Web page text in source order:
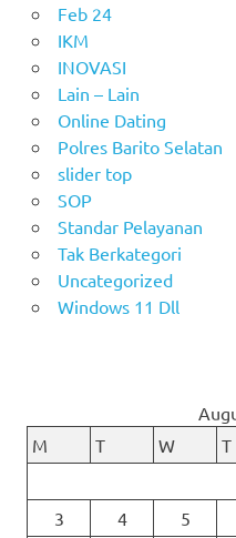
Feb 24
IKM
INOVASI
Lain – Lain
Online Dating
Polres Barito Selatan
slider top
SOP
Standar Pelayanan
Tak Berkategori
Uncategorized
Windows 11 Dll
M
T W T
3
4 5